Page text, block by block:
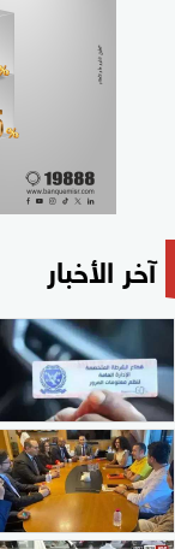
آخر الأخبار